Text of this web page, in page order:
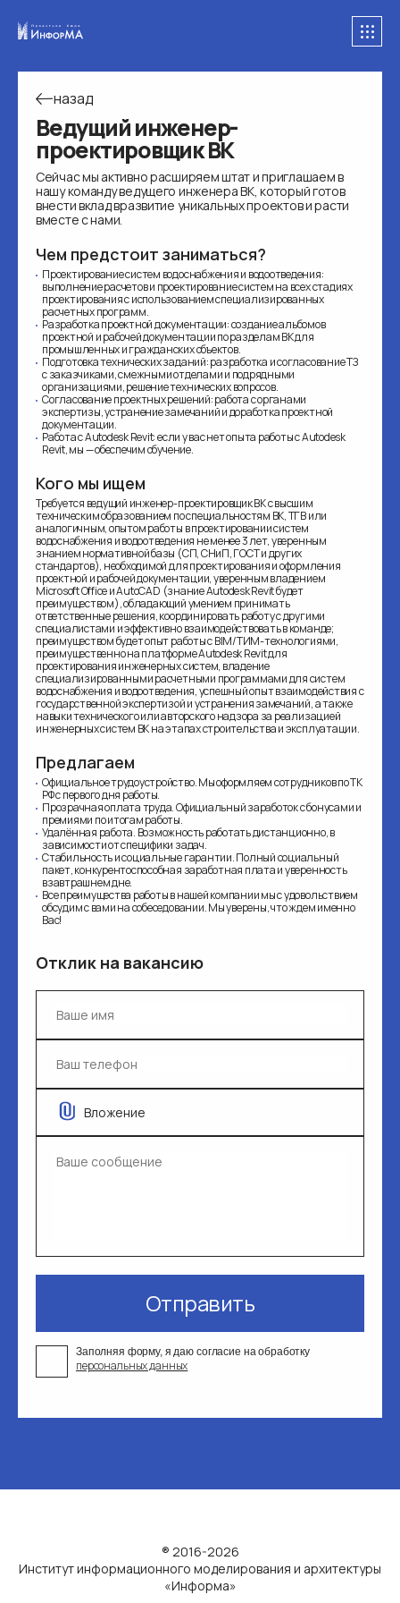
назад
Ведущий инженер-
проектировщик ВК
Сейчас мы активно расширяем штат и приглашаем в
нашу команду ведущего инженера ВК, который готов
внести вклад вразвитие уникальных проектов и расти
вместе с нами.
Чем предстоит заниматься?
Проектирование систем водоснабжения и водоотведения:
выполнение расчетов и проектирование систем на всех стадиях
проектирования с использованием специализированных
расчетных программ.
Разработка проектной документации: создание альбомов
проектной и рабочей документации по разделам ВК для
промышленных и гражданских объектов.
Подготовка технических заданий: разработка и согласование ТЗ
с заказчиками, смежными отделами и подрядными
организациями, решение технических вопросов.
Согласование проектных решений: работа с органами
экспертизы, устранение замечаний и доработка проектной
документации.
Работа с Autodesk Revit: если у вас нет опыта работы с Autodesk
Revit, мы — обеспечим обучение.
Кого мы ищем
Требуется ведущий инженер-проектировщик ВК с высшим
техническим образованием по специальностям ВК, ТГВ или
аналогичным, опытом работы в проектировании систем
водоснабжения и водоотведения не менее 3 лет, уверенным
знанием нормативной базы (СП, СНиП, ГОСТ и других
стандартов), необходимой для проектирования и оформления
проектной и рабочей документации, уверенным владением
Microsoft Office и AutoCAD (знание Autodesk Revit будет
преимуществом), обладающий умением принимать
ответственные решения, координировать работу с другими
специалистами и эффективно взаимодействовать в команде;
преимуществом будет опыт работы с BIM/ТИМ-технологиями,
преимущественно на платформе Autodesk Revit для
проектирования инженерных систем, владение
специализированными расчетными программами для систем
водоснабжения и водоотведения, успешный опыт взаимодействия с
государственной экспертизой и устранения замечаний, а также
навыки технического или авторского надзора за реализацией
инженерных систем ВК на этапах строительства и эксплуатации.
Предлагаем
Официальное трудоустройство. Мы оформляем сотрудников по ТК
РФ с первого дня работы.
Прозрачная оплата труда. Официальный заработок с бонусами и
премиями по итогам работы.
Удалённая работа. Возможность работать дистанционно, в
зависимости от специфики задач.
Стабильность и социальные гарантии. Полный социальный
пакет, конкурентоспособная заработная плата и уверенность
взавтрашнем дне.
Все преимущества работы в нашей компании мы с удовольствием
обсудим с вами на собеседовании. Мы уверены, что ждем именно
Вас!
Отклик на вакансию
Вложение
Отправить
Заполняя форму, я даю согласие на обработку
персональных данных
® 2016-2026
Институт информационного моделирования и архитектуры
«Информа»